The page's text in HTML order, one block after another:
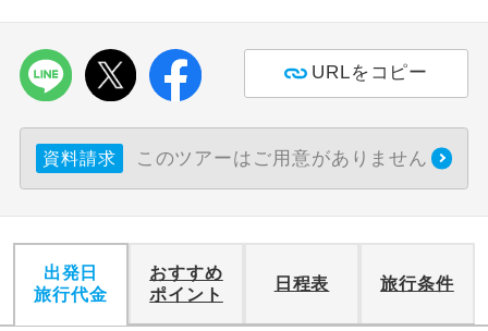
URLをコピー
資料請求 このツアーはご用意がありません
出発日
旅行代金
おすすめ
ポイント
日程表 旅行条件
ス2席利用
す。